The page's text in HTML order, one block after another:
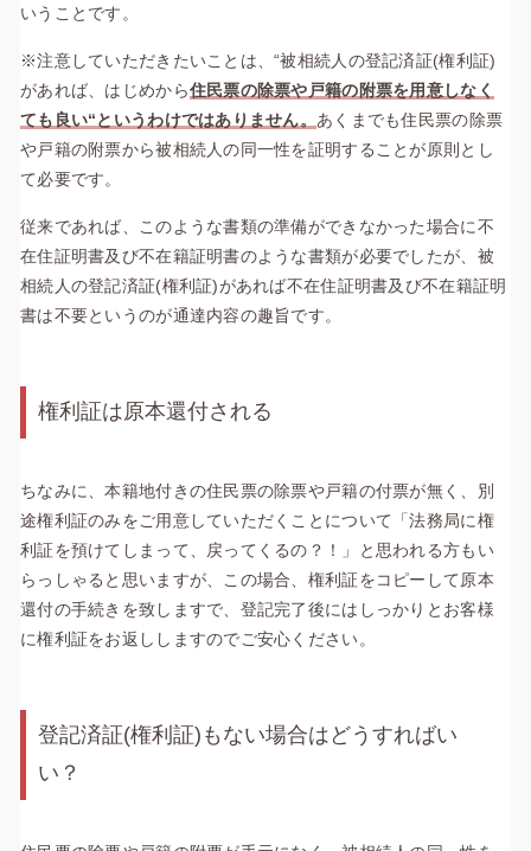
いうことです。
※注意していただきたいことは、“被相続人の登記済証(権利証)
があれば、はじめから住民票の除票や戸籍の附票を用意しなく
ても良い“というわけではありません。あくまでも住民票の除票
や戸籍の附票から被相続人の同一性を証明することが原則とし
て必要です。
従来であれば、このような書類の準備ができなかった場合に不
在住証明書及び不在籍証明書のような書類が必要でしたが、被
相続人の登記済証(権利証)があれば不在住証明書及び不在籍証明
書は不要というのが通達内容の趣旨です。
権利証は原本還付される
ちなみに、本籍地付きの住民票の除票や戸籍の付票が無く、別
途権利証のみをご用意していただくことについて「法務局に権
利証を預けてしまって、戻ってくるの？！」と思われる方もい
らっしゃると思いますが、この場合、権利証をコピーして原本
還付の手続きを致しますで、登記完了後にはしっかりとお客様
に権利証をお返ししますのでご安心ください。
登記済証(権利証)もない場合はどうすればい
い？